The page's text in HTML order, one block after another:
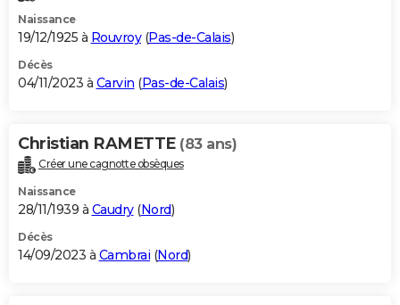
Naissance
19/12/1925 à Rouvroy(Pas-de-Calais)
Décès
04/11/2023 à Carvin (Pas-de-Calais)
Christian RAMETTE (83 ans)
Créer une cagnotte obsèques
Naissance
28/11/1939 à Caudry(Nord)
Décès
14/09/2023 à Cambrai (Nord)